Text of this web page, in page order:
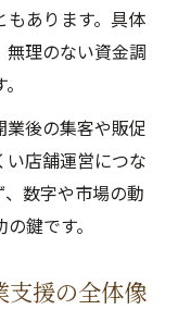
もあります。具体
理のない資金調
後の集客や販促
店舗運営につな
数字や市場の動
鍵です。
支援の全体像